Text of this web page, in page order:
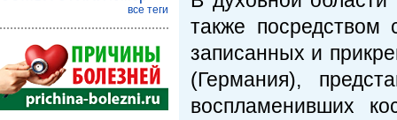
также посредством
записанных и
(Германия),
воспламенивших
все теги